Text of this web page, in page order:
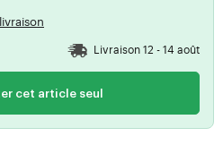
Livraison 12 - 14 août
cet article seul